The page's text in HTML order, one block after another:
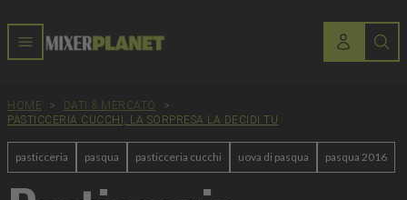
HOME > DATI & MERCATO
>
PASTICCERIA CUCCHI, LA SORPRESA LA DECIDI TU
pasticceria pasqua pasticceria cucchi uova di pasqua pasqua 2016